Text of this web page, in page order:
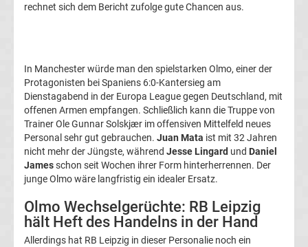
Ergebnisse
Champions
League
rechnet sich dem Bericht zufolge gute Chancen aus.
In Manchester würde man den spielstarken Olmo, einer der
Protagonisten bei Spaniens 6:0-Kantersieg am
Dienstagabend in der Europa League gegen Deutschland, mit
offenen Armen empfangen. Schließlich kann die Truppe von
Trainer Ole Gunnar Solskjær im offensiven Mittelfeld neues
Personal sehr gut gebrauchen. Juan Mata ist mit 32 Jahren
nicht mehr der Jüngste, während Jesse Lingard und Daniel
Jamesschon seit Wochen ihrer Form hinterherrennen. Der
junge Olmo wäre langfristig ein idealer Ersatz.
Olmo Wechselgerüchte: RB Leipzig
hält Heft des Handelns in der Hand
Allerdings hat RB Leipzig in dieser Personalie noch ein